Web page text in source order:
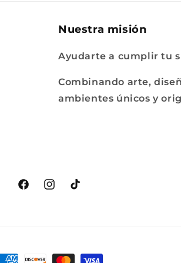
Nuestra misión
Ayudarte a cumplir tu
Combinando arte,
ambientes únicos y
FacebookInstagram
TikTok